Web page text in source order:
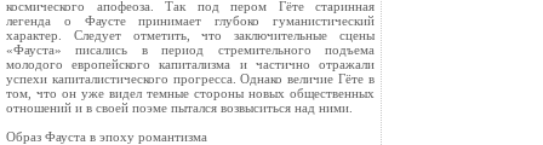
космического апофеоза. Так под пером Гёте старинная
легенда о Фаусте принимает глубоко гуманистический
характер. Следует отметить, что заключительные сцены
«Фауста» писались в период стремительного подъема
молодого европейского капитализма и частично отражали
успехи капиталистического прогресса. Однако величие Гёте в
том, что он уже видел темные стороны новых общественных
отношений и в своей поэме пытался возвыситься над ними.
Образ Фауста в эпоху романтизма